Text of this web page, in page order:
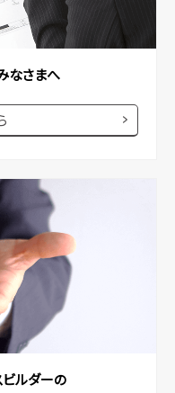
なさまへ
ビルダーの